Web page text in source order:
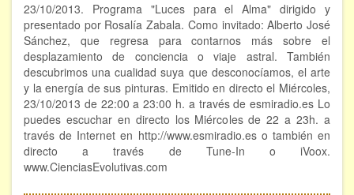
Bioenergía. Sanación energética
Relajación y autoprotección
DESCARGAS
para
el
alma.
Viaje
astral.
Arte
y
pintura
23/10/2013. Programa "Luces para el Alma" dirigido y
presentado por Rosalía Zabala. Como invitado: Alberto José
Sánchez, que regresa para contarnos más sobre el
desplazamiento de conciencia o viaje astral. También
descubrimos una cualidad suya que desconocíamos, el arte
y la energía de sus pinturas. Emitido en directo el Miércoles,
23/10/2013 de 22:00 a 23:00 h. a través de esmiradio.es Lo
puedes escuchar en directo los Miércoles de 22 a 23h. a
través de Internet en http://www.esmiradio.es o también en
directo a través de Tune-In o iVoox.
www.CienciasEvolutivas.com